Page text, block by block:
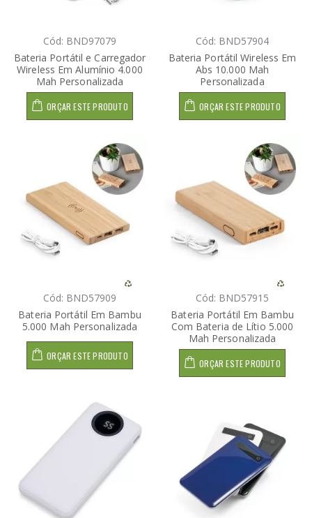
Cód: BND97079
Bateria Portátil e Carregador
Wireless Em Alumínio 4.000
Mah Personalizada
ORÇAR ESTE PRODUTO
Cód: BND57904
Bateria Portátil Wireless Em
Abs 10.000 Mah
Personalizada
ORÇAR ESTE PRODUTO
Cód: BND57909
Bateria Portátil Em Bambu
5.000 Mah Personalizada
ORÇAR ESTE PRODUTO
Cód: BND57915
Bateria Portátil Em Bambu
Com Bateria de Lítio 5.000
Mah Personalizada
ORÇAR ESTE PRODUTO